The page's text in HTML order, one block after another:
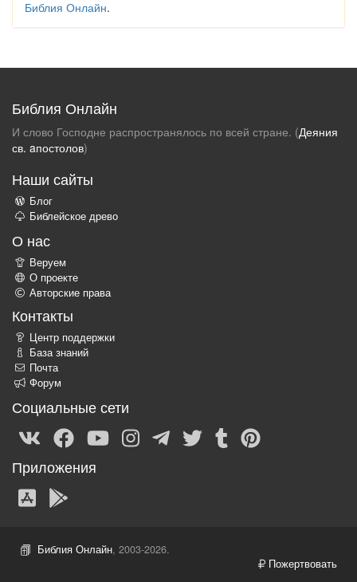
Библия Онлайн.
Библия Онлайн
И слово Господне распространялось по всей стране. (Деяния
св. aпостолов)
Наши сайты
Блог
Библейское древо
О нас
Веруем
О проекте
Авторские права
Контакты
Центр поддержки
База знаний
Почта
Форум
Социальные сети
Приложения
Библия Онлайн, 2003-2026.
Пожертвовать